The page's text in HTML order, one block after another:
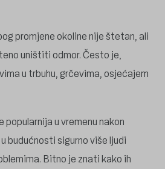
promjene okoline nije štetan, ali
uništiti odmor. Često je,
u trbuhu, grčevima, osjećajem
u vremenu nakon
budućnosti sigurno više ljudi
Bitno je znati kako ih